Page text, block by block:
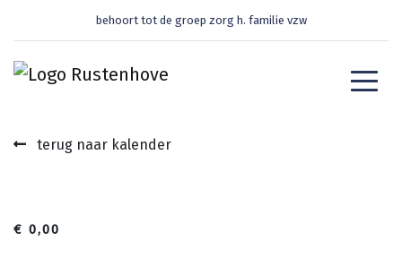
behoort tot de groep zorg h. familie vzw
terug naar kalender
€ 0,00